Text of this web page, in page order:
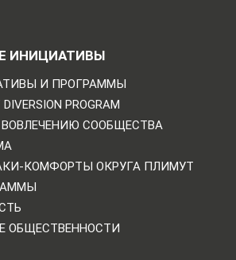
ИНИЦИАТИВЫ
И ПРОГРАММЫ
PROGRAM
СООБЩЕСТВА
КОМФОРТЫ ОКРУГА ПЛИМУТ
ОБЩЕСТВЕННОСТИ